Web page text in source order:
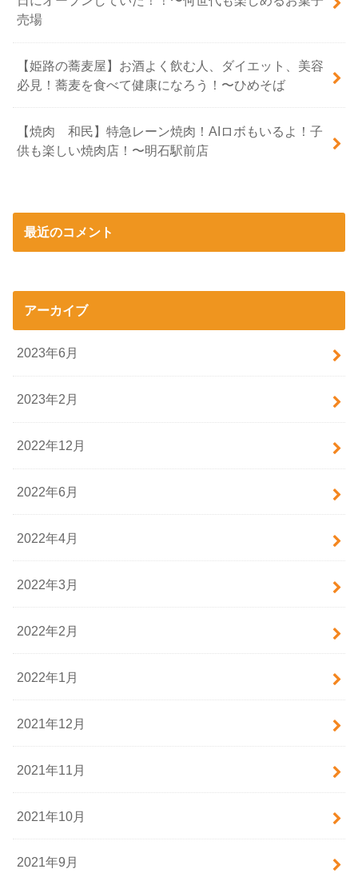
売場
【姫路の蕎麦屋】お酒よく飲む人、ダイエット、美容
必見！蕎麦を食べて健康になろう！〜ひめそば
【焼肉 和民】特急レーン焼肉！AIロボもいるよ！子
供も楽しい焼肉店！〜明石駅前店
最近のコメント
アーカイブ
2023年6月
2023年2月
2022年12月
2022年6月
2022年4月
2022年3月
2022年2月
2022年1月
2021年12月
2021年11月
2021年10月
2021年9月